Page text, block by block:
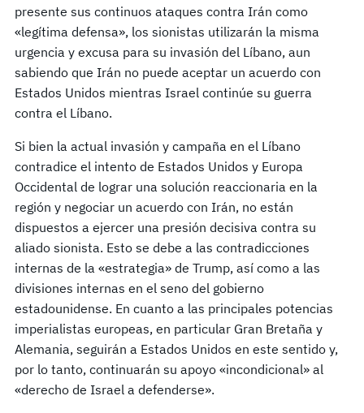
presente sus continuos ataques contra Irán como
«legítima defensa», los sionistas utilizarán la misma
urgencia y excusa para su invasión del Líbano, aun
sabiendo que Irán no puede aceptar un acuerdo con
Estados Unidos mientras Israel continúe su guerra
contra el Líbano.
Si bien la actual invasión y campaña en el Líbano
contradice el intento de Estados Unidos y Europa
Occidental de lograr una solución reaccionaria en la
región y negociar un acuerdo con Irán, no están
dispuestos a ejercer una presión decisiva contra su
aliado sionista. Esto se debe a las contradicciones
internas de la «estrategia» de Trump, así como a las
divisiones internas en el seno del gobierno
estadounidense. En cuanto a las principales potencias
imperialistas europeas, en particular Gran Bretaña y
Alemania, seguirán a Estados Unidos en este sentido y,
por lo tanto, continuarán su apoyo «incondicional» al
«derecho de Israel a defenderse».